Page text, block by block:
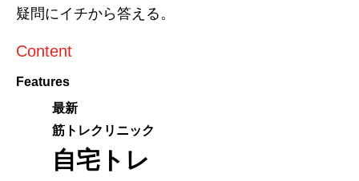
疑問にイチから答える。
Content
Features
最新
筋トレクリニック
自宅トレ